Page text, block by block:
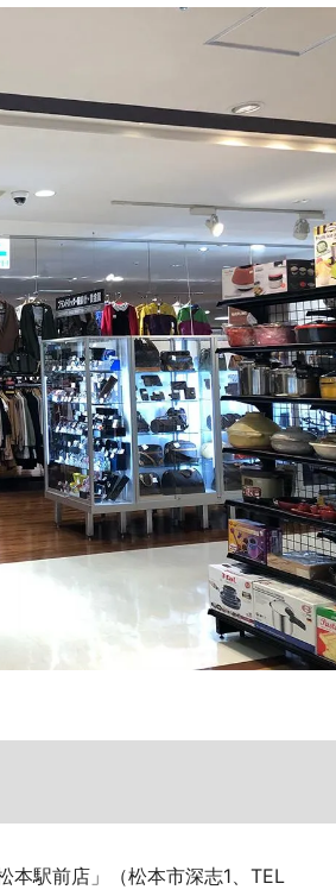
本駅前店」（松本市深志1、TEL